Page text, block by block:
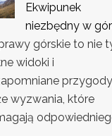
Ekwipunek
niezbędny w
górskie to nie
widoki i
wyzwania, które